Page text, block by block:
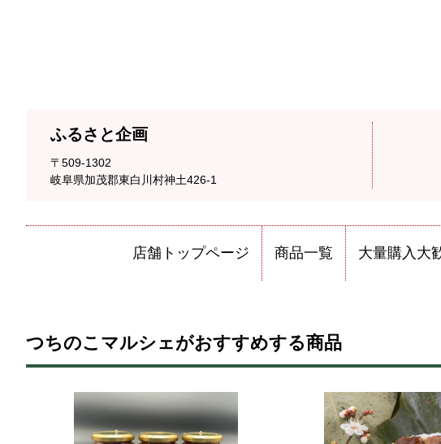
ふるさと企画
〒509-1302
岐阜県加茂郡東白川村神土426-1
店舗トップページ 商品一覧 大量購入大
つちのこマルシェがおすすめする商品